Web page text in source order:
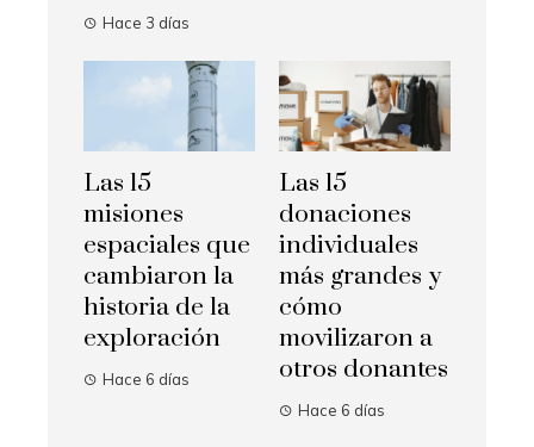
Hace 3 días
Las 15
misiones
espaciales que
cambiaron la
historia de la
exploración
Hace 6 días
Las 15
donaciones
individuales
más grandes y
cómo
movilizaron a
otros donantes
Hace 6 días